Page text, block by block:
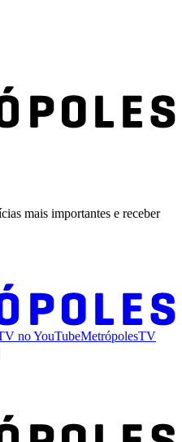
mais importantes e receber
noYouTubeMetrópolesTV